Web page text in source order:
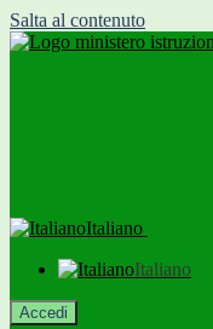
Salta al contenuto
Italiano
Italiano
Accedi